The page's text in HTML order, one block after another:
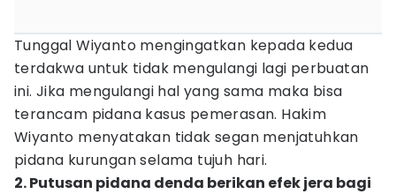
Tunggal Wiyanto mengingatkan kepada kedua
terdakwa untuk tidak mengulangi lagi perbuatan
ini. Jika mengulangi hal yang sama maka bisa
terancam pidana kasus pemerasan. Hakim
Wiyanto menyatakan tidak segan menjatuhkan
pidana kurungan selama tujuh hari.
2. Putusan pidana denda berikan efek jera bagi